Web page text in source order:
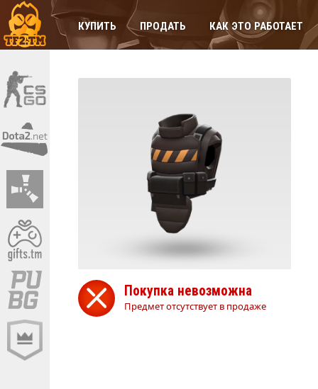
КУПИТЬ ПРОДАТЬ КАК ЭТО РАБОТАЕТ
Покупка невозможна
Предмет отсутствует в продаже